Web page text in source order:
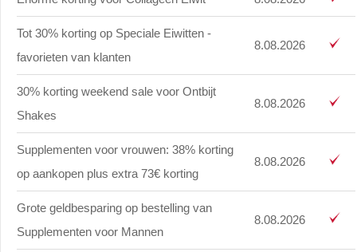
Tot 30% korting op Speciale Eiwitten -
favorieten van klanten
8.08.2026
30% korting weekend sale voor Ontbijt
Shakes
8.08.2026
Supplementen voor vrouwen: 38% korting
op aankopen plus extra 73€ korting
8.08.2026
Grote geldbesparing op bestelling van
Supplementen voor Mannen
8.08.2026